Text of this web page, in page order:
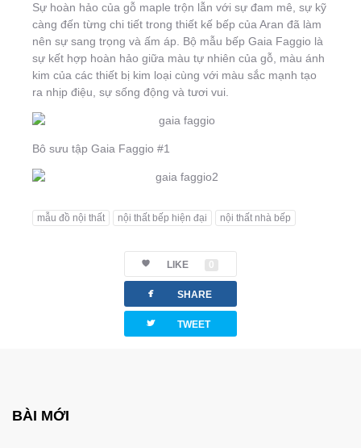
Sự hoàn hảo của gỗ maple trộn lẫn với sự đam mê, sự kỹ
càng đến từng chi tiết trong thiết kế bếp của Aran đã làm
nên sự sang trọng và ấm áp. Bộ mẫu bếp Gaia Faggio là
sự kết hợp hoàn hảo giữa màu tự nhiên của gỗ, màu ánh
kim của các thiết bị kim loại cùng với màu sắc mạnh tạo
ra nhịp điệu, sự sống động và tươi vui.
Bô sưu tập Gaia Faggio #1
mẫu đồ nội thất nội thất bếp hiện đại nội thất nhà bếp
LIKE 0
facebook SHARE
twitterbird TWEET
BÀI MỚI